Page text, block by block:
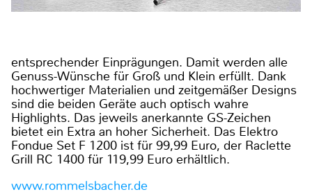
entsprechender Einprägungen. Damit werden alle
Genuss-Wünsche für Groß und Klein erfüllt. Dank
hochwertiger Materialien und zeitgemäßer Designs
sind die beiden Geräte auch optisch wahre
Highlights. Das jeweils anerkannte GS-Zeichen
bietet ein Extra an hoher Sicherheit. Das Elektro
Fondue Set F 1200 ist für 99,99 Euro, der Raclette
Grill RC 1400 für 119,99 Euro erhältlich.
www.rommelsbacher.de